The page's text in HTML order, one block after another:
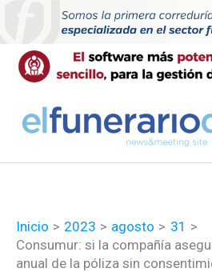
contenido
Inicio 2023 agosto
31
Consumur: si la compañía
anual de la póliza sin